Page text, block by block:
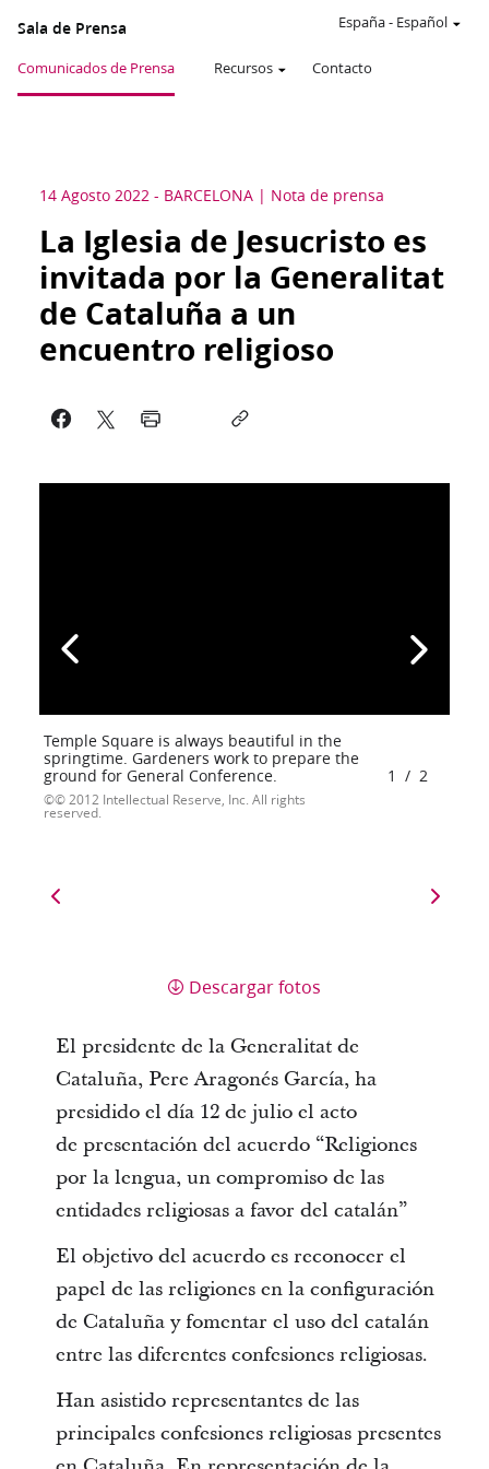
Sala de Prensa
Comunicados de Prensa Recursos Contacto
España- Español
14 Agosto 2022 - BARCELONA Nota de prensa
La Iglesia de Jesucristo es
invitada por la Generalitat
de Cataluña a un
encuentro religioso
Temple Square is always beautiful in the
springtime. Gardeners work to prepare the
ground for General Conference.
© 2012 Intellectual Reserve, Inc. All rights
reserved.
1 / 2
Descargar fotos
El presidente de la Generalitat de
Cataluña, Pere Aragonés García, ha
presidido el día 12 de julio el acto
de presentación del acuerdo “Religiones
por la lengua, un compromiso de las
entidades religiosas a favor del catalán”
El objetivo del acuerdo es reconocer el
papel de las religiones en la configuración
de Cataluña y fomentar el uso del catalán
entre las diferentes confesiones religiosas.
Han asistido representantes de las
principales confesiones religiosas presentes